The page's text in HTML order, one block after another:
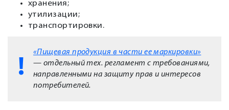
хранения;
утилизации;
транспортировки.
«Пищевая продукция в части ее маркировки»
— отдельный тех. регламент с требованиями,
направленными на защиту прав и интересов
потребителей.